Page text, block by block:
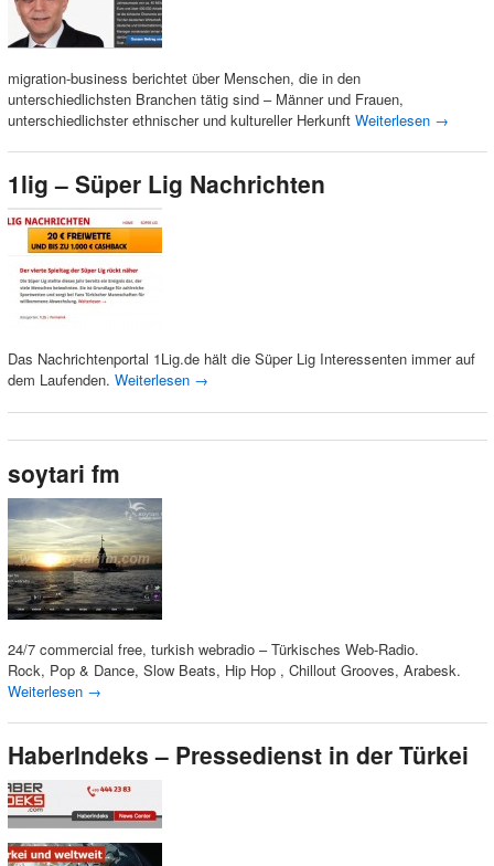
migration-business berichtet über Menschen, die in den
unterschiedlichsten Branchen tätig sind – Männer und Frauen,
unterschiedlichster ethnischer und kultureller Herkunft Weiterlesen →
1lig – Süper Lig Nachrichten
Das Nachrichtenportal 1Lig.de hält die Süper Lig Interessenten immer auf
dem Laufenden. Weiterlesen →
soytari fm
24/7 commercial free, turkish webradio – Türkisches Web-Radio.
Rock, Pop & Dance, Slow Beats, Hip Hop , Chillout Grooves, Arabesk.
Weiterlesen →
HaberIndeks – Pressedienst in der Türkei